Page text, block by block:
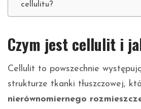
cellulitu?
Czym jest cellulit i
Cellulit to powszechnie
strukturze tkanki tłuszczowej,
nierównomiernego